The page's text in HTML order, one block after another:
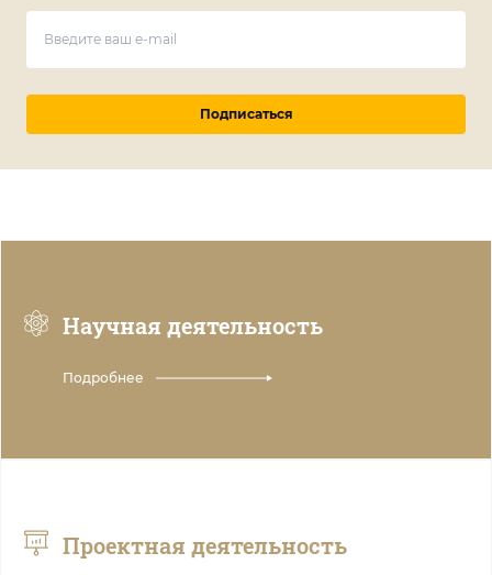
Подписаться
Научная деятельность
Подробнее
Проектная деятельность